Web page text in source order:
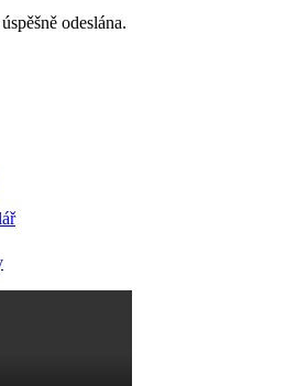
odeslána.